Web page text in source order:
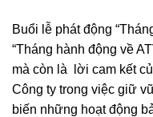
Buổi lễ phát động
“Tháng hành động về
mà còn là lời cam kết
Công ty trong việc giữ
biến những hoạt động